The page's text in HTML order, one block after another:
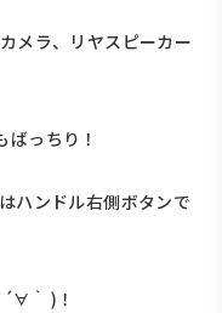
メラ、リヤスピーカー
っちり！
ハンドル右側ボタンで
´∀｀ )！